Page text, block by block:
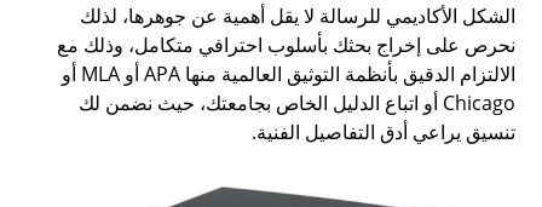
الشكل الأكاديمي للرسالة لا يقل أهمية عن جوهرها، لذلك
نحرص على إخراج بحثك بأسلوب احترافي متكامل، وذلك مع
الالتزام الدقيق بأنظمة التوثيق العالمية منها APA أو MLA أو
Chicago أو اتباع الدليل الخاص بجامعتك، حيث نضمن لك
تنسيق يراعي أدق التفاصيل الفنية.